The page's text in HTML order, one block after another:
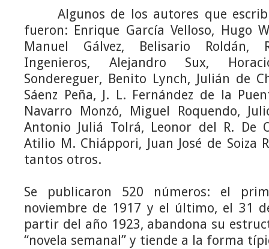
Algunos de los autores que
fueron: Enrique García Velloso, Hugo
Manuel Gálvez, Belisario Roldán,
Ingenieros, Alejandro Sux,
Sondereguer, Benito Lynch, Julián de
Sáenz Peña, J. L. Fernández de la
Navarro Monzó, Miguel Roquendo,
Antonio Juliá Tolrá, Leonor del R. De
Atilio M. Chiáppori, Juan José de Soiza
tantos otros.
Se publicaron 520 números: el
noviembre de 1917 y el último, el 31
partir del año 1923, abandona su
“novela semanal” y tiende a la forma